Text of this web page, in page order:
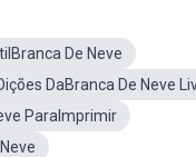
De Neve
DaBranca De Neve
ParaImprimir